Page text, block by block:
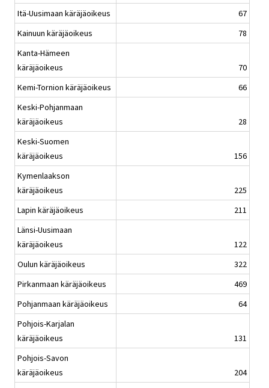
Itä-Uusimaan käräjäoikeus
67
Kainuun käräjäoikeus
78
Kanta-Hämeen
käräjäoikeus
70
Kemi-Tornion käräjäoikeus
66
Keski-Pohjanmaan
käräjäoikeus
28
Keski-Suomen
käräjäoikeus
156
Kymenlaakson
käräjäoikeus
225
Lapin käräjäoikeus
211
Länsi-Uusimaan
käräjäoikeus
122
Oulun käräjäoikeus
322
Pirkanmaan käräjäoikeus
469
Pohjanmaan käräjäoikeus
64
Pohjois-Karjalan
käräjäoikeus
131
Pohjois-Savon
käräjäoikeus
204